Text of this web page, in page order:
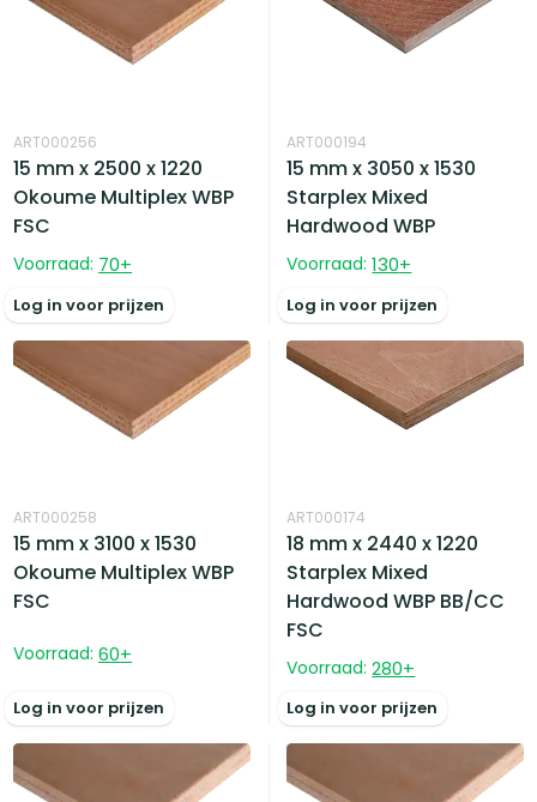
ART000256
15 mm x 2500 x 1220
Okoume Multiplex WBP
FSC
Voorraad: 70+
Log in voor prijzen
ART000194
15 mm x 3050 x 1530
Starplex Mixed
Hardwood WBP
Voorraad: 130+
Log in voor prijzen
ART000258
15 mm x 3100 x 1530
Okoume Multiplex WBP
FSC
Voorraad: 60+
Log in voor prijzen
ART000174
18 mm x 2440 x 1220
Starplex Mixed
Hardwood WBP BB/CC
FSC
Voorraad: 280+
Log in voor prijzen